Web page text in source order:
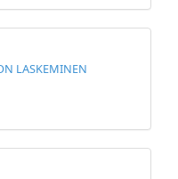
LASKEMINEN